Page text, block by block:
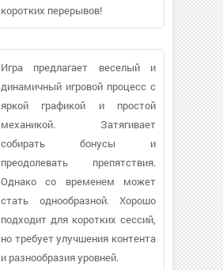
коротких перерывов!
Игра предлагает веселый и
динамичный игровой процесс с
яркой графикой и простой
механикой. Затягивает
собирать бонусы и
преодолевать препятствия.
Однако со временем может
стать однообразной. Хорошо
подходит для коротких сессий,
но требует улучшения контента
и разнообразия уровней.